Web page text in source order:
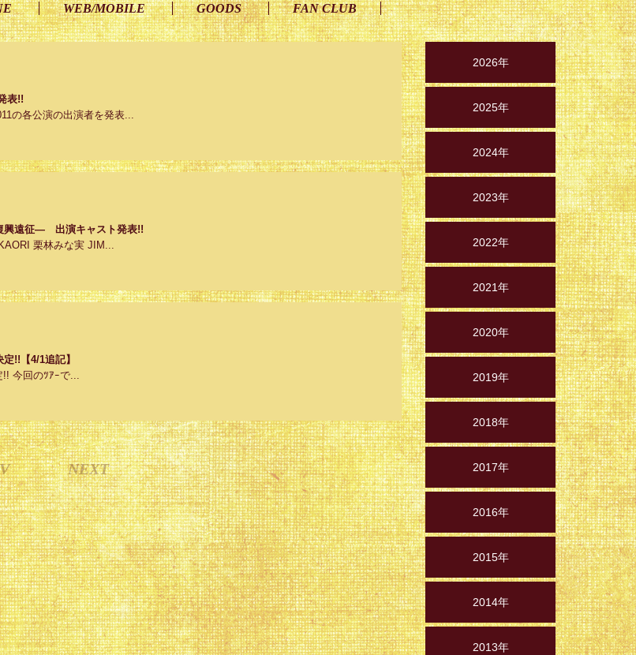
WEB/MOBILE GOODS FAN CLUB
表!!
の各公演の出演者を発表...
遠征― 出演キャスト発表!!
栗林みな実 JIM...
!!【4/1追記】
今回のﾂｱｰで...
NEXT
2026年
2025年
2024年
2023年
2022年
2021年
2020年
2019年
2018年
2017年
2016年
2015年
2014年
2013年